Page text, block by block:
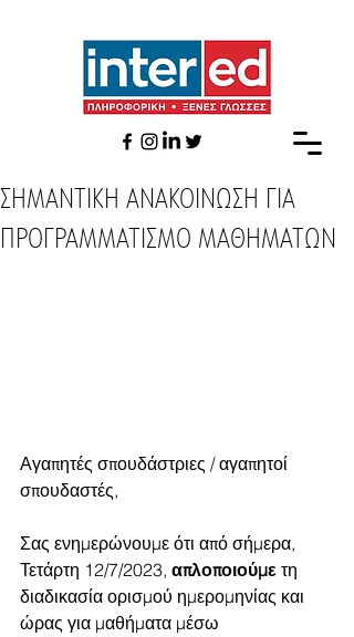
ΣΗΜΑΝΤΙΚΗ ΑΝΑΚΟΙΝΩΣΗ ΓΙΑ
ΠΡΟΓΡΑΜΜΑΤΙΣΜΟ ΜΑΘΗΜΑΤΩΝ
Αγαπητές σπουδάστριες / αγαπητοί
σπουδαστές,
Σας ενημερώνουμε ότι από σήμερα,
Τετάρτη 12/7/2023, απλοποιούμε τη
διαδικασία ορισμού ημερομηνίας και
ώρας για μαθήματα μέσω